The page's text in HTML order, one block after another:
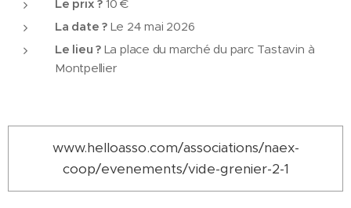
Le prix ? 10 €
La date ?Le 24 mai 2026
Le lieu ?La place du marché du parc Tastavin à
Montpellier
www.helloasso.com/associations/naex-
coop/evenements/vide-grenier-2-1